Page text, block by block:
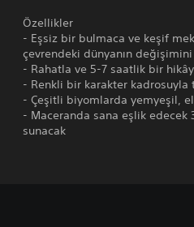
Özellikler
- Eşsiz bir bulmaca ve keşif
çevrendeki dünyanın
- Rahatla ve 5-7 saatlik bir
- Renkli bir karakter kadrosuyla
- Çeşitli biyomlarda yemyeşil,
- Maceranda sana eşlik
sunacak